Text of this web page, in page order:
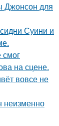
Джонсон для
Суини и
смог
на сцене.
вовсе не
неизменно